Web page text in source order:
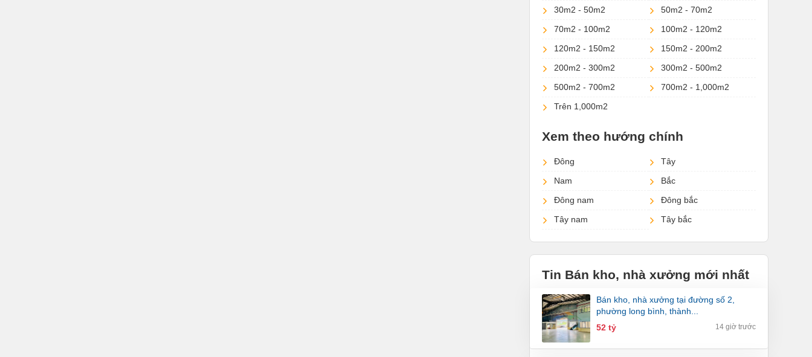
30m2 - 50m2
50m2 - 70m2
70m2 - 100m2
100m2 - 120m2
120m2 - 150m2
150m2 - 200m2
200m2 - 300m2
300m2 - 500m2
500m2 - 700m2
700m2 - 1,000m2
Trên 1,000m2
Xem theo hướng chính
Đông
Tây
Nam
Bắc
Đông nam
Đông bắc
Tây nam
Tây bắc
Tin Bán kho, nhà xưởng mới nhất
bán kho, nhà xưởng tại đường số 2,
phường long bình, thành...
52 tỷ
14 giờ trước